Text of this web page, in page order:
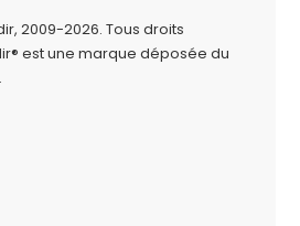
2009-2026. Tous droits
est une marque déposée du